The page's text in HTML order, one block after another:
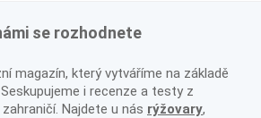
se rozhodnete
magazín, který vytváříme na základě
i recenze a testy z
Najdete u nás rýžovary,